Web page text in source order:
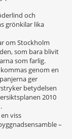
och
grönkilar lika
om Stockholm
som bara blivit
som farlig.
genom en
ger
betydelsen
2010
viss
–